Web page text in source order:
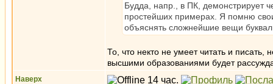
Будда, напр., в ПК, демонстрирует
простейших примерах. Я помню
объяснять сложнейшие вещи
То, что некто не умеет читать и писать,
высшими образованиями будет
Наверх